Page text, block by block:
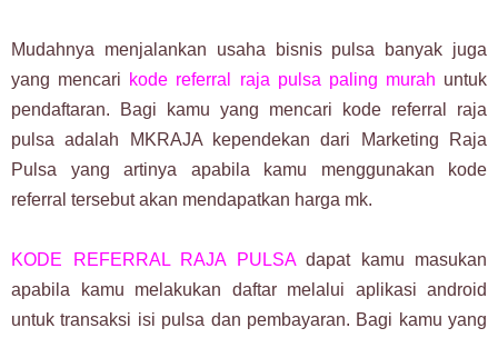
Mudahnya menjalankan usaha bisnis pulsa banyak juga
yang mencari kode referral raja pulsa paling murah untuk
pendaftaran. Bagi kamu yang mencari kode referral raja
pulsa adalah MKRAJA kependekan dari Marketing Raja
Pulsa yang artinya apabila kamu menggunakan kode
referral tersebut akan mendapatkan harga mk.
KODE REFERRAL RAJA PULSAdapat kamu masukan
apabila kamu melakukan daftar melalui aplikasi android
untuk transaksi isi pulsa dan pembayaran. Bagi kamu yang